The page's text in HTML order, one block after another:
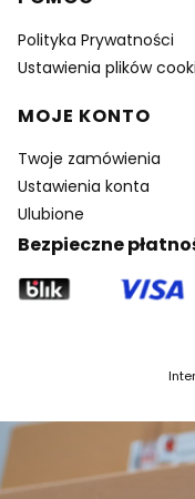
Polityka Prywatności
Ustawienia plików
MOJE KONTO
Twoje zamówienia
Ustawienia konta
Ulubione
Bezpieczne